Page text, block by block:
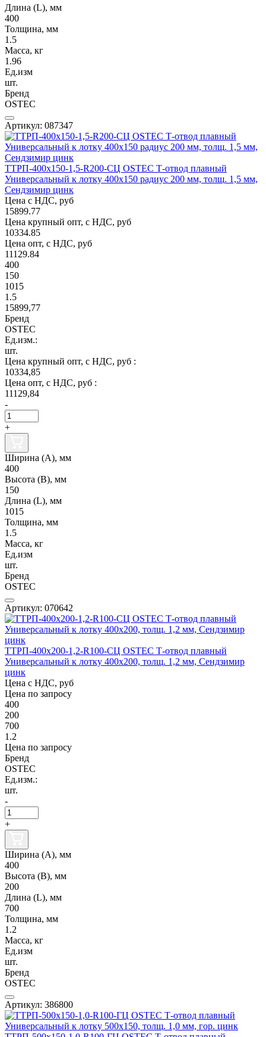
Длина (L), мм
400
Толщина, мм
1.5
Масса, кг
1.96
Ед.изм
шт.
Бренд
OSTEC
Артикул: 087347
ТТРП-400х150-1,5-R200-СЦ OSTEC Т-отвод плавный
Универсальный к лотку 400х150 радиус 200 мм, толщ. 1,5 мм,
Сендзимир цинк
Цена с НДС, руб
15899.77
Цена крупный опт, с НДС, руб
10334.85
Цена опт, с НДС, руб
11129.84
400
150
1015
1.5
15899,77
Бренд
OSTEC
Ед.изм.:
шт.
Цена крупный опт, с НДС, руб :
10334,85
Цена опт, с НДС, руб :
11129,84
-
+
Ширина (А), мм
400
Высота (В), мм
150
Длина (L), мм
1015
Толщина, мм
1.5
Масса, кг
Ед.изм
шт.
Бренд
OSTEC
Артикул: 070642
ТТРП-400х200-1,2-R100-СЦ OSTEC Т-отвод плавный
Универсальный к лотку 400х200, толщ. 1,2 мм, Сендзимир
цинк
Цена с НДС, руб
Цена по запросу
400
200
700
1.2
Цена по запросу
Бренд
OSTEC
Ед.изм.:
шт.
-
+
Ширина (А), мм
400
Высота (В), мм
200
Длина (L), мм
700
Толщина, мм
1.2
Масса, кг
Ед.изм
шт.
Бренд
OSTEC
Артикул: 386800